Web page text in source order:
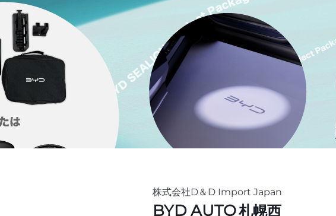
株式会社D＆D Import Japan
BYD AUTO札幌西